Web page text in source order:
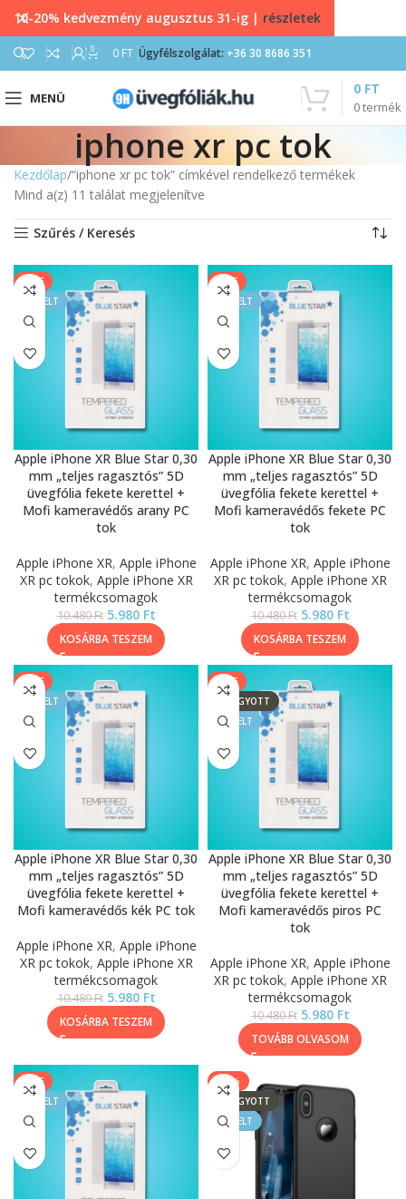
0 0 FT Ügyfélszolgálat: +36 30 8686 351
MENÜ
0termék
0 FT
iphone xr pc tok
Kezdőlap “iphone xr pc tok” címkével rendelkező termékek
Mind a(z) 11 találat megjelenítve
Szűrés / Keresés
SALE
KIEMELT
Apple iPhone XR Blue Star 0,30
mm „teljes ragasztós” 5D
üvegfólia fekete kerettel +
Mofi kameravédős arany PC
tok
Apple iPhone XR, Apple iPhone
XR pc tokok, Apple iPhone XR
termékcsomagok
10.480Ft 5.980 Ft
KOSÁRBA TESZEM
SALE
KIEMELT
Apple iPhone XR Blue Star 0,30
mm „teljes ragasztós” 5D
üvegfólia fekete kerettel +
Mofi kameravédős fekete PC
tok
Apple iPhone XR, Apple iPhone
XR pc tokok, Apple iPhone XR
termékcsomagok
10.480Ft 5.980 Ft
KOSÁRBA TESZEM
SALE
KIEMELT
Apple iPhone XR Blue Star 0,30
mm „teljes ragasztós” 5D
üvegfólia fekete kerettel +
Mofi kameravédős kék PC tok
Apple iPhone XR, Apple iPhone
XR pc tokok, Apple iPhone XR
termékcsomagok
10.480Ft 5.980 Ft
KOSÁRBA TESZEM
SALE
ELFOGYOTT
KIEMELT
Apple iPhone XR Blue Star 0,30
mm „teljes ragasztós” 5D
üvegfólia fekete kerettel +
Mofi kameravédős piros PC
tok
Apple iPhone XR, Apple iPhone
XR pc tokok, Apple iPhone XR
termékcsomagok
10.480Ft 5.980 Ft
TOVÁBB OLVASOM
SALE
KIEMELT
-39%
ELFOGYOTT
KIEMELT
10-20% kedvezmény augusztus 31-ig | részletek